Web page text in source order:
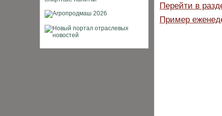
Перейти в
Пример